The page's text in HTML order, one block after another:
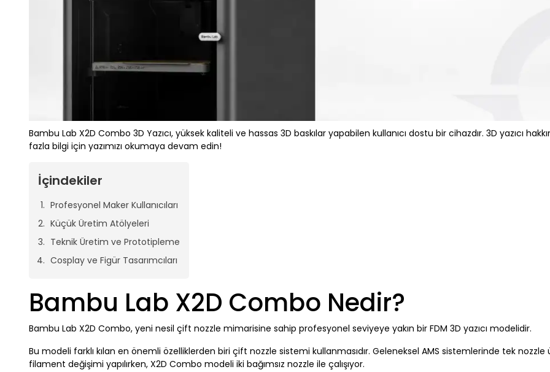
Bambu Lab X2D Combo 3D Yazıcı, yüksek kaliteli ve hassas 3D baskılar yapabilen kullanıcı dostu bir cihazdır. 3D yazıcı
fazla bilgi için yazımızı okumaya devam edin!
İçindekiler
Profesyonel Maker Kullanıcıları
Küçük Üretim Atölyeleri
Teknik Üretim ve Prototipleme
Cosplay ve Figür Tasarımcıları
Bambu Lab X2D Combo Nedir?
Bambu Lab X2D Combo, yeni nesil çift nozzle mimarisine sahip profesyonel seviyeye yakın bir FDM 3D yazıcı modelidir.
Bu modeli farklı kılan en önemli özelliklerden biri çift nozzle sistemi kullanmasıdır. Geleneksel AMS sistemlerinde tek nozzle
filament değişimi yapılırken, X2D Combo modeli iki bağımsız nozzle ile çalışıyor.